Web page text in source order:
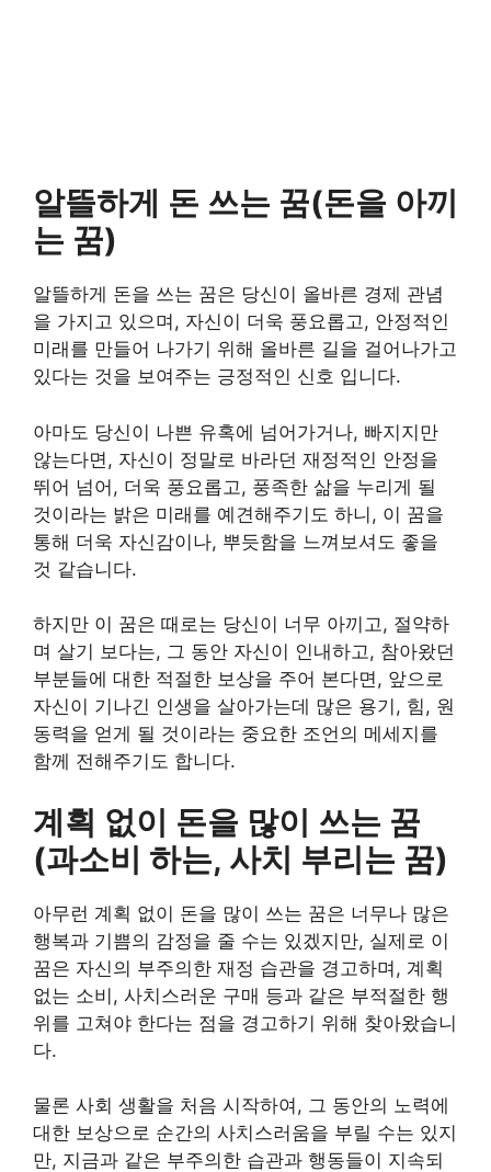
알뜰하게 돈 쓰는 꿈(돈을 아끼
는 꿈)
알뜰하게 돈을 쓰는 꿈은 당신이 올바른 경제 관념
을 가지고 있으며, 자신이 더욱 풍요롭고, 안정적인
미래를 만들어 나가기 위해 올바른 길을 걸어나가고
있다는 것을 보여주는 긍정적인 신호 입니다.
아마도 당신이 나쁜 유혹에 넘어가거나, 빠지지만
않는다면, 자신이 정말로 바라던 재정적인 안정을
뛰어 넘어, 더욱 풍요롭고, 풍족한 삶을 누리게 될
것이라는 밝은 미래를 예견해주기도 하니, 이 꿈을
통해 더욱 자신감이나, 뿌듯함을 느껴보셔도 좋을
것 같습니다.
하지만 이 꿈은 때로는 당신이 너무 아끼고, 절약하
며 살기 보다는, 그 동안 자신이 인내하고, 참아왔던
부분들에 대한 적절한 보상을 주어 본다면, 앞으로
자신이 기나긴 인생을 살아가는데 많은 용기, 힘, 원
동력을 얻게 될 것이라는 중요한 조언의 메세지를
함께 전해주기도 합니다.
계획 없이 돈을 많이 쓰는 꿈
(과소비 하는, 사치 부리는 꿈)
아무런 계획 없이 돈을 많이 쓰는 꿈은 너무나 많은
행복과 기쁨의 감정을 줄 수는 있겠지만, 실제로 이
꿈은 자신의 부주의한 재정 습관을 경고하며, 계획
없는 소비, 사치스러운 구매 등과 같은 부적절한 행
위를 고쳐야 한다는 점을 경고하기 위해 찾아왔습니
다.
물론 사회 생활을 처음 시작하여, 그 동안의 노력에
대한 보상으로 순간의 사치스러움을 부릴 수는 있지
만, 지금과 같은 부주의한 습관과 행동들이 지속되